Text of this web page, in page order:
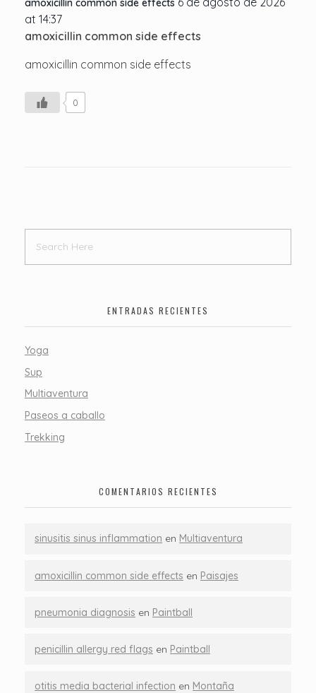
amoxicillin common side effects
at 14:37
amoxicillin common side effects
amoxicillin common side effects
0
ENTRADAS RECIENTES
Yoga
Sup
Multiaventura
Paseos a caballo
Trekking
COMENTARIOS RECIENTES
sinusitis sinus inflammation en Multiaventura
amoxicillin common side effects en Paisajes
pneumonia diagnosis en Paintball
penicillin allergy red flags en Paintball
otitis media bacterial infection en Montaña